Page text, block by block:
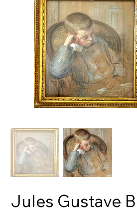
Jules Gustave